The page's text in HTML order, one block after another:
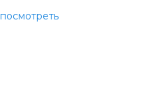
посмотреть